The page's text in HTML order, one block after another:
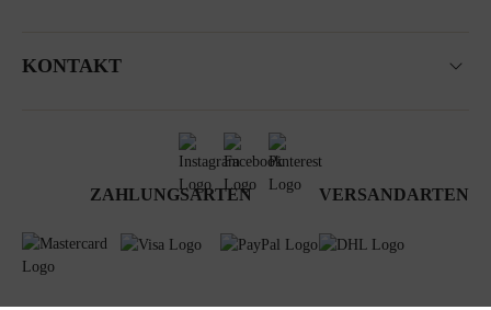
KONTAKT
ZAHLUNGSARTEN VERSANDARTEN